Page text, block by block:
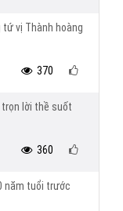
tứ vị Thành hoàng
370
trọn lời thề suốt
360
năm tuổi trước